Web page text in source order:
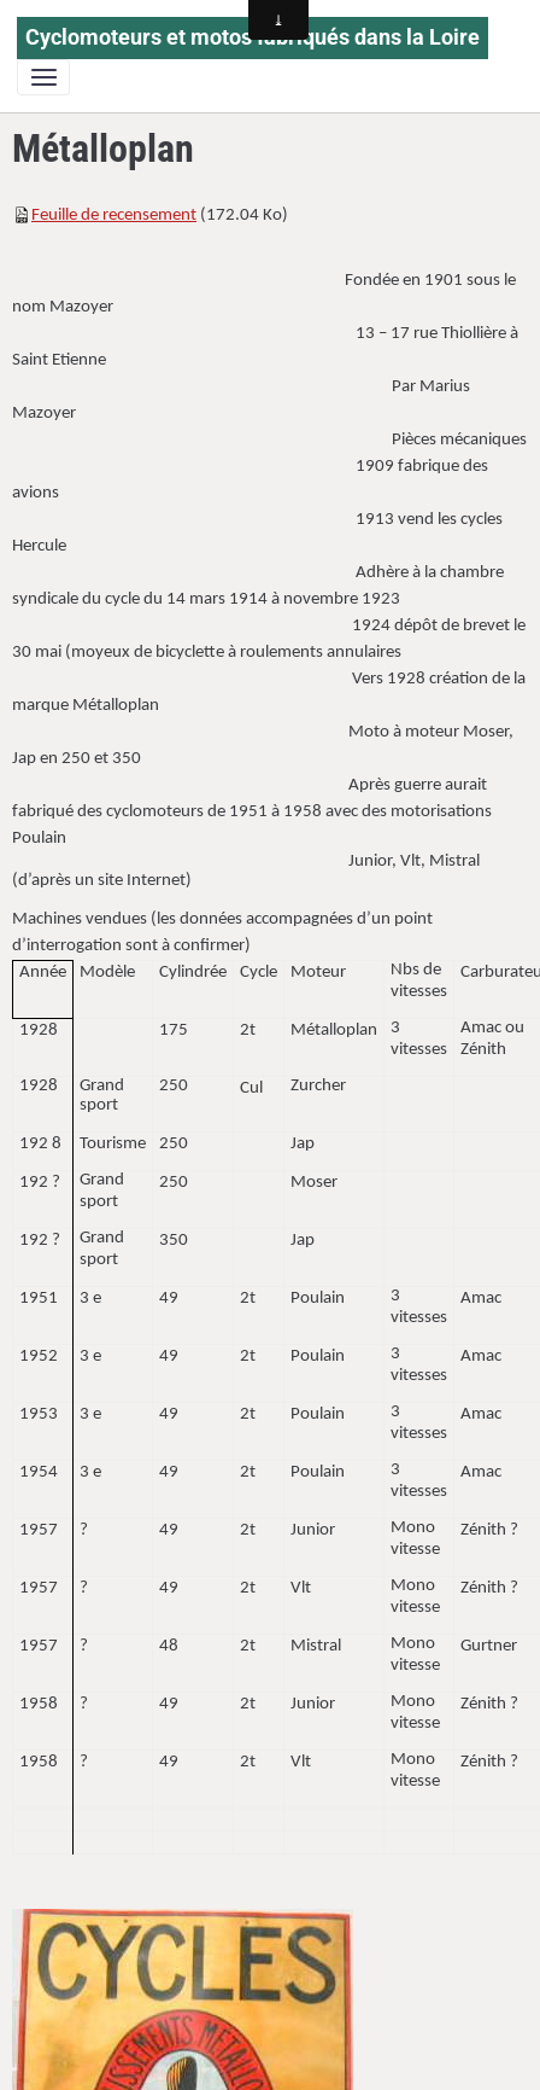
Cyclomoteurs et motos fabriqués dans la Loire
Métalloplan
Feuille de recensement (172.04 Ko)
Fondée en 1901 sous le
nom Mazoyer
13 – 17 rue Thiollière à
Saint Etienne
Par Marius
Mazoyer
Pièces mécaniques
1909 fabrique des
avions
1913 vend les cycles
Hercule
Adhère à la chambre
syndicale du cycle du 14 mars 1914 à novembre 1923
1924 dépôt de brevet le
30 mai (moyeux de bicyclette à roulements annulaires
Vers 1928 création de la
marque Métalloplan
Moto à moteur Moser,
Jap en 250 et 350
Après guerre aurait
fabriqué des cyclomoteurs de 1951 à 1958 avec des motorisations
Poulain
Junior, Vlt, Mistral
(d’après un site Internet)
Machines vendues (les données accompagnées d’un point
d’interrogation sont à confirmer)
Année
Modèle Cylindrée Cycle Moteur
Nbs de
vitesses
1928 175 2t Métalloplan
3
vitesses
Amac ou
Zénith
1928
Grand
sport
250 Cul Zurcher
192 8 Tourisme 250 Jap
192 ?
Grand
sport
250 Moser
192 ?
Grand
sport
350 Jap
1951 3 e 49 2t Poulain
3
vitesses
Amac
1952 3 e 49 2t Poulain
3
vitesses
Amac
1953 3 e 49 2t Poulain
3
vitesses
Amac
1954 3 e 49 2t Poulain
3
vitesses
Amac
1957 ? 49 2t Junior
Mono
vitesse
Zénith ?
1957 ? 49 2t Vlt
Mono
vitesse
Zénith ?
1957 ? 48 2t Mistral
Mono
vitesse
Gurtner
1958 ? 49 2t Junior
Mono
vitesse
Zénith ?
1958 ? 49 2t Vlt
Mono
vitesse
Zénith ?